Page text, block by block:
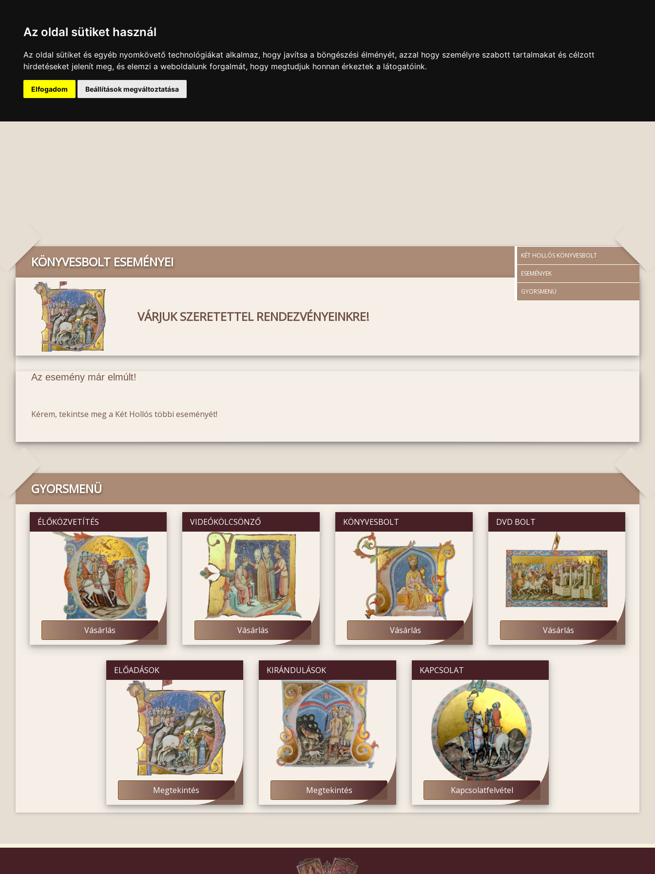
Az oldal sütiket használ
Az oldal sütiket és egyéb nyomkövető technológiákat alkalmaz, hogy javítsa a böngészési élményét, azzal hogy személyre szabott tartalmakat és célzott
hirdetéseket jelenít meg, és elemzi a weboldalunk forgalmát, hogy megtudjuk honnan érkeztek a látogatóink.
Elfogadom Beállítások megváltoztatása
Nyitva: H-P: 11-18
KÉT HOLLÓS KÖNYVESBOLT
ESEMÉNYEK
GYORSMENÜ
KÖNYVESBOLT ESEMÉNYEI
VÁRJUK SZERETETTEL RENDEZVÉNYEINKRE!
Az esemény már elmúlt!
Kérem, tekintse meg a Két Hollós többi eseményét!
GYORSMENÜ
ÉLŐKÖZVETÍTÉS
Vásárlás
VIDEÓKÖLCSÖNZŐ
Vásárlás
KÖNYVESBOLT
Vásárlás
DVD BOLT
Vásárlás
ELŐADÁSOK
Megtekintés
KIRÁNDULÁSOK
Megtekintés
KAPCSOLAT
Kapcsolatfelvétel